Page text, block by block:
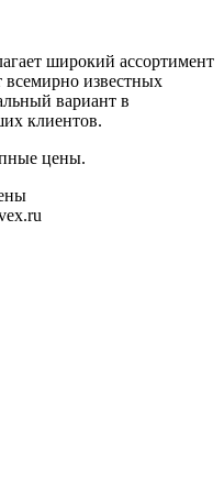
широкий ассортимент
всемирно известных
вариант в
клиентов.
цены.